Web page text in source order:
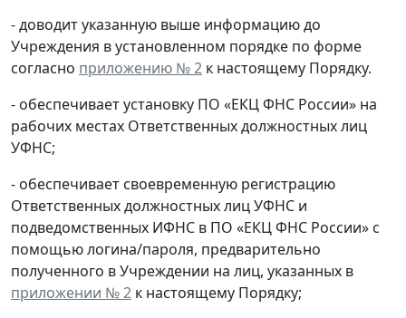
- доводит указанную выше информацию до
Учреждения в установленном порядке по форме
согласно приложению № 2 к настоящему Порядку.
- обеспечивает установку ПО «ЕКЦ ФНС России» на
рабочих местах Ответственных должностных лиц
УФНС;
- обеспечивает своевременную регистрацию
Ответственных должностных лиц УФНС и
подведомственных ИФНС в ПО «ЕКЦ ФНС России» с
помощью логина/пароля, предварительно
полученного в Учреждении на лиц, указанных в
приложении № 2 к настоящему Порядку;